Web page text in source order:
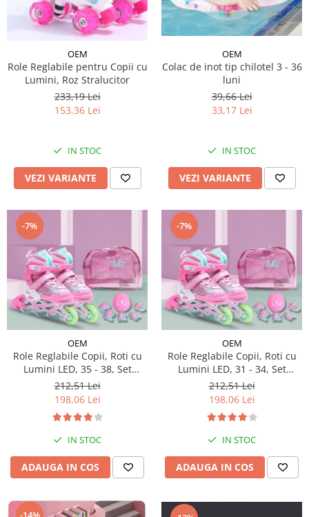
OEM
Role Reglabile pentru Copii cu
Lumini, Roz Stralucitor
233,19 Lei
153,36 Lei
IN STOC
VEZI VARIANTE
OEM
Colac de inot tip chilotel 3 - 36
luni
39,66 Lei
33,17 Lei
IN STOC
VEZI VARIANTE
-7%
OEM
Role Reglabile Copii, Roti cu
Lumini LED, 35 - 38, Set
Protectie - ROZ
212,51 Lei
198,06 Lei
IN STOC
ADAUGA IN COS
-7%
OEM
Role Reglabile Copii, Roti cu
Lumini LED, 31 - 34, Set
Protectie - ROZ
212,51 Lei
198,06 Lei
IN STOC
ADAUGA IN COS